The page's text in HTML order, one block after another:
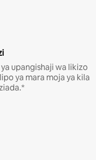
upangishaji wa likizo
ya mara moja ya kila